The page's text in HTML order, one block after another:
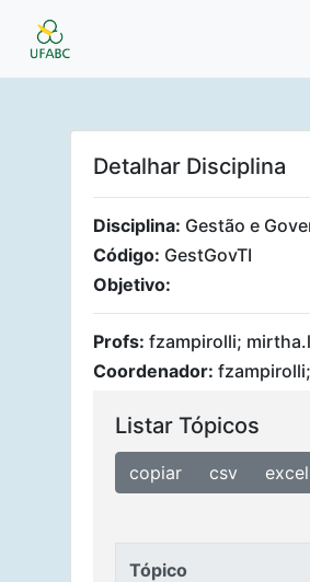
Detalhar Disciplina
Disciplina: Gestão e
Código: GestGovTI
Objetivo:
Profs: fzampirolli;
Coordenador:
Listar Tópicos
copiar csv excel
Tópico